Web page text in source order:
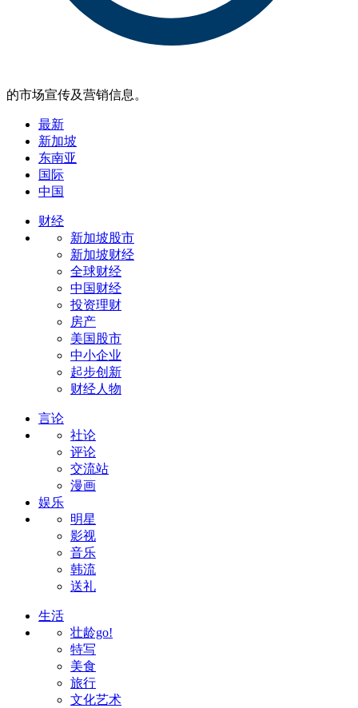
的市场宣传及营销信息。
最新
新加坡
东南亚
国际
中国
财经
新加坡股市
新加坡财经
全球财经
中国财经
投资理财
房产
美国股市
中小企业
起步创新
财经人物
言论
社论
评论
交流站
漫画
娱乐
明星
影视
音乐
韩流
送礼
生活
壮龄go!
特写
美食
旅行
文化艺术